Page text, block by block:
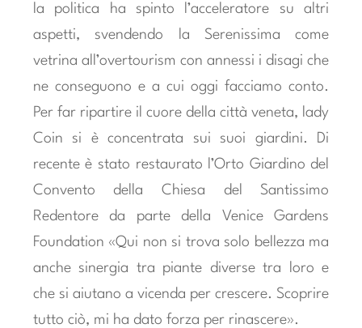
la politica ha spinto l’acceleratore su altri
aspetti, svendendo la Serenissima come
vetrina all’overtourism con annessi i disagi che
ne conseguono e a cui oggi facciamo conto.
Per far ripartire il cuore della città veneta, lady
Coin si è concentrata sui suoi giardini. Di
recente è stato restaurato l’Orto Giardino del
Convento della Chiesa del Santissimo
Redentore da parte della Venice Gardens
Foundation «Qui non si trova solo bellezza ma
anche sinergia tra piante diverse tra loro e
che si aiutano a vicenda per crescere. Scoprire
tutto ciò, mi ha dato forza per rinascere».